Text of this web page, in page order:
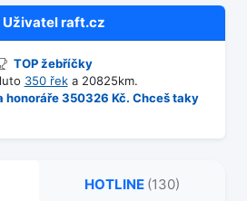
Uživatelraft.cz
TOP žebříčky
350 řeka 20825km.
honoráře 350326 Kč. Chceš taky
HOTLINE (130)